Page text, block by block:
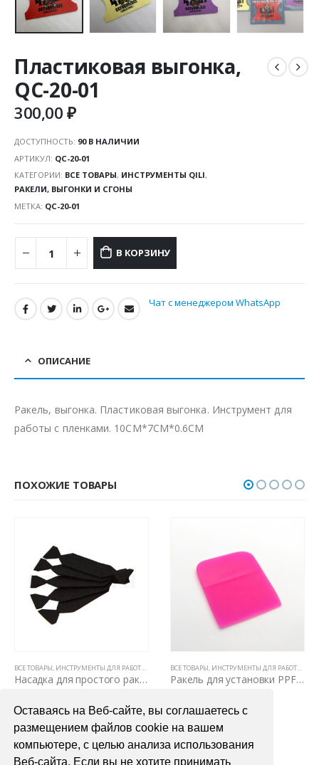
Оставаясь на Веб-сайте, вы соглашаетесь с
размещением файлов cookie на вашем
компьютере, с целью анализа использования
Веб-сайта. Если вы не хотите принимать
Пластиковая выгонка,
QC-20-01
300,00₽
ДОСТУПНОСТЬ: 90 В НАЛИЧИИ
АРТИКУЛ: QC-20-01
КАТЕГОРИИ: ВСЕ ТОВАРЫ, ИНСТРУМЕНТЫ QILI,
РАКЕЛИ, ВЫГОНКИ И СГОНЫ
МЕТКА: QC-20-01
В КОРЗИНУ
Чат с менеджером WhatsApp
ОПИСАНИЕ
Ракель, выгонка. Пластиковая выгонка. Инструмент для
работы с пленками. 10CM*7CM*0.6CM
ПОХОЖИЕ ТОВАРЫ
ВСЕ ТОВАРЫ, ИНСТРУМЕНТЫ ДЛЯ РАБОТЫ С ПЛЕНКАМИ ,РАКЕЛИ, ВЫГОНКИ И СГОНЫ
Насадка для простого ракеля “Felt – 10” Uzlex Черная
В КОРЗИНУ
ВСЕ ТОВАРЫ, ИНСТРУМЕНТЫ ДЛЯ РАБОТЫ С ПЛЕНКАМИ
Ракель для установки PPF 120×75мм
В КОРЗИНУ